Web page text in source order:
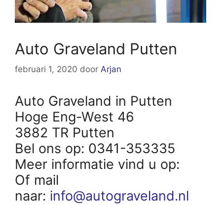
Auto Graveland Putten
februari 1, 2020 door Arjan
Auto Graveland in Putten
Hoge Eng-West 46
3882 TR Putten
Bel ons op: 0341-353335
Meer informatie vind u op:
Of mail
naar: info@autograveland.nl